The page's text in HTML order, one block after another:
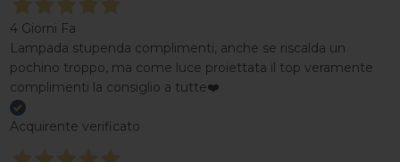
4 Giorni Fa
Lampada stupenda complimenti, anche se riscalda un
pochino troppo, ma come luce proiettata il top veramente
complimenti la consiglio a tutte❤️
Acquirente verificato